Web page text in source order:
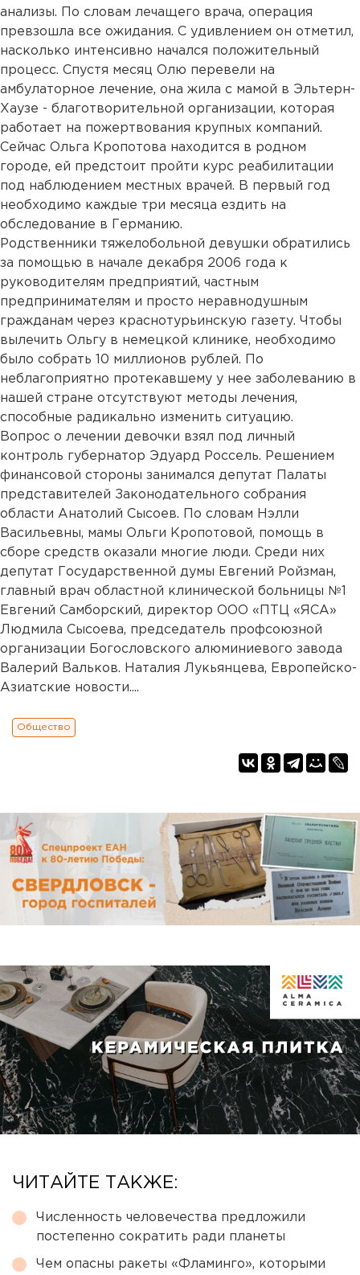
анализы. По словам лечащего врача, операция
превзошла все ожидания. С удивлением он отметил,
насколько интенсивно начался положительный
процесс. Спустя месяц Олю перевели на
амбулаторное лечение, она жила с мамой в Эльтерн-
Хаузе - благотворительной организации, которая
работает на пожертвования крупных компаний.
Сейчас Ольга Кропотова находится в родном
городе, ей предстоит пройти курс реабилитации
под наблюдением местных врачей. В первый год
необходимо каждые три месяца ездить на
обследование в Германию.
Родственники тяжелобольной девушки обратились
за помощью в начале декабря 2006 года к
руководителям предприятий, частным
предпринимателям и просто неравнодушным
гражданам через краснотурьинскую газету. Чтобы
вылечить Ольгу в немецкой клинике, необходимо
было собрать 10 миллионов рублей. По
неблагоприятно протекавшему у нее заболеванию в
нашей стране отсутствуют методы лечения,
способные радикально изменить ситуацию.
Вопрос о лечении девочки взял под личный
контроль губернатор Эдуард Россель. Решением
финансовой стороны занимался депутат Палаты
представителей Законодательного собрания
области Анатолий Сысоев. По словам Нэлли
Васильевны, мамы Ольги Кропотовой, помощь в
сборе средств оказали многие люди. Среди них
депутат Государственной думы Евгений Ройзман,
главный врач областной клинической больницы №1
Евгений Самборский, директор ООО «ПТЦ «ЯСА»
Людмила Сысоева, председатель профсоюзной
организации Богословского алюминиевого завода
Валерий Вальков. Наталия Лукьянцева, Европейско-
Азиатские новости....
Общество
ЧИТАЙТЕ ТАКЖЕ:
Численность человечества предложили
постепенно сократить ради планеты
Чем опасны ракеты «Фламинго», которыми